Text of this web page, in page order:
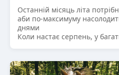
Останній місяць літа
аби по-максимуму
днями
Коли настає серпень, у